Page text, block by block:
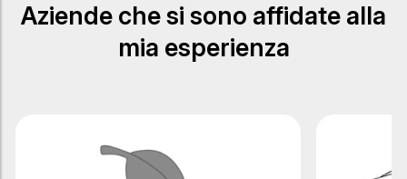
Aziende che si sono affidate alla
mia esperienza